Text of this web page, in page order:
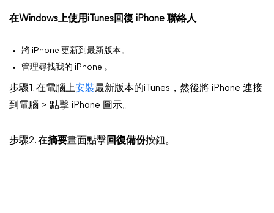
在Windows上使用iTunes回復 iPhone 聯絡人
將 iPhone 更新到最新版本。
管理尋找我的 iPhone 。
步驟1. 在電腦上安裝最新版本的iTunes，然後將 iPhone 連接
到電腦 > 點擊 iPhone 圖示。
步驟2. 在摘要畫面點擊回復備份按鈕。